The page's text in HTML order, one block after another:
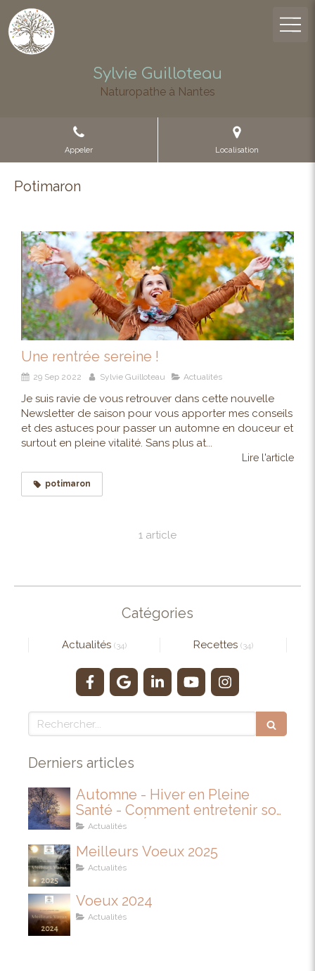
Sylvie Guilloteau
Naturopathe à Nantes
Appeler Localisation
Potimaron
Une rentrée sereine !
29 Sep 2022 Sylvie Guilloteau Actualités
Je suis ravie de vous retrouver dans cette nouvelle
Newsletter de saison pour vous apporter mes conseils
et des astuces pour passer un automne en douceur et
surtout en pleine vitalité. Sans plus at...
Lire l'article
potimaron
1 article
Catégories
Actualités (34) Recettes (34)
Rechercher
Derniers articles
Automne - Hiver en Pleine
Santé - Comment entretenir son
IMMUNITÉ
Actualités
Meilleurs Voeux 2025
Actualités
Voeux 2024
Actualités